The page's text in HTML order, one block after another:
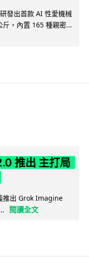
發出首款 AI 性愛機械
，內置 165 種親密...
推出 主打局
推出 Grok Imagine
閱讀全文